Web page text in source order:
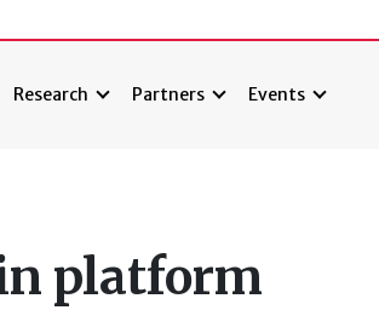
Research Partners Events
platform